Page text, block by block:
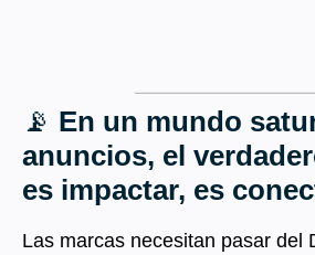
📡 En un mundo
anuncios, el
es impactar, es
Las marcas necesitan pasar del